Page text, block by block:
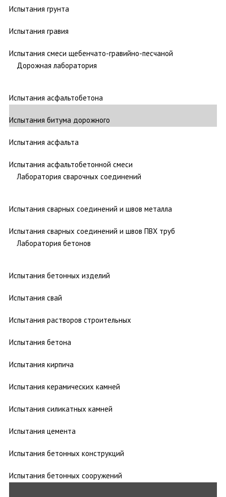
Испытания грунта
Испытания гравия
Испытания смеси щебенчато-гравийно-песчаной
Дорожная лаборатория
Испытания асфальтобетона
Испытания битума дорожного
Испытания асфальта
Испытания асфальтобетонной смеси
Лаборатория сварочных соединений
Испытания сварных соединений и швов металла
Испытания сварных соединений и швов ПВХ труб
Лаборатория бетонов
Испытания бетонных изделий
Испытания свай
Испытания растворов строительных
Испытания бетона
Испытания кирпича
Испытания керамических камней
Испытания силикатных камней
Испытания цемента
Испытания бетонных конструкций
Испытания бетонных сооружений